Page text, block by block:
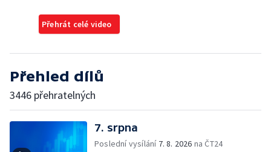
Přehrát celé video
Přehled dílů
3446 přehratelných
7. srpna
Poslední vysílání 7. 8. 2026 na ČT24